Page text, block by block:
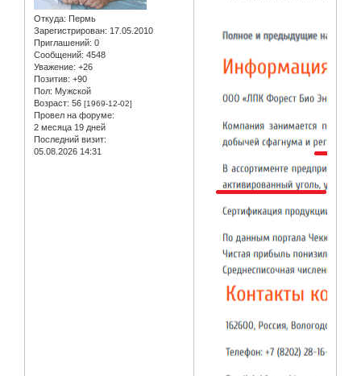
Откуда: Пермь
Зарегистрирован: 17.05.2010
Приглашений: 0
Сообщений: 4548
Уважение: +26
Позитив: +90
Пол: Мужской
Возраст: 56 [1969-12-02]
Провел на форуме:
2 месяца 19 дней
Последний визит:
05.08.2026 14:31